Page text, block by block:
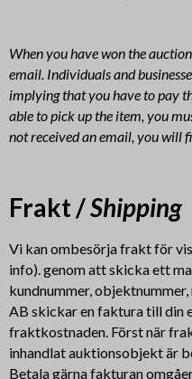
When you have won the
email. Individuals and
implying that you have to pay
able to pick up the item, you
not received an email, you will
Frakt /Shipping
Vi kan ombesörja frakt för
info). genom att skicka ett
kundnummer, objektnummer,
AB skickar en faktura till din
fraktkostnaden. Först när
inhandlat auktionsobjekt är
Betala gärna fakturan